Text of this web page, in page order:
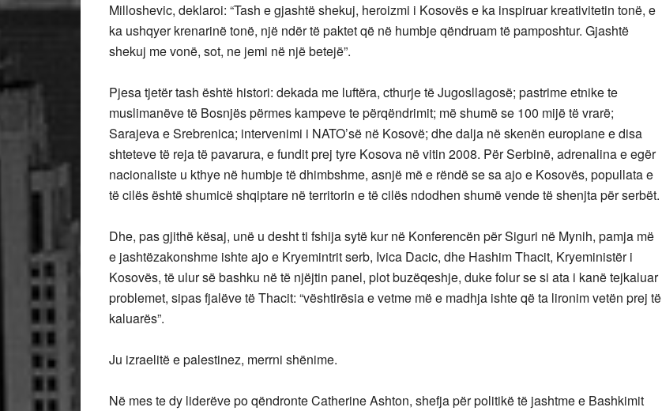
Milloshevic, deklaroi: “Tash e gjashtë shekuj, heroizmi i Kosovës e ka inspiruar kreativitetin tonë, e
ka ushqyer krenarinë tonë, një ndër të paktet që në humbje qëndruam të pamposhtur. Gjashtë
shekuj me vonë, sot, ne jemi në një betejë”.
Pjesa tjetër tash është histori: dekada me luftëra, cthurje të Jugosllagosë; pastrime etnike te
muslimanëve të Bosnjës përmes kampeve te përqëndrimit; më shumë se 100 mijë të vrarë;
Sarajeva e Srebrenica; intervenimi i NATO’së në Kosovë; dhe dalja në skenën europiane e disa
shteteve të reja të pavarura, e fundit prej tyre Kosova në vitin 2008. Për Serbinë, adrenalina e egër
nacionaliste u kthye në humbje të dhimbshme, asnjë më e rëndë se sa ajo e Kosovës, popullata e
të cilës është shumicë shqiptare në territorin e të cilës ndodhen shumë vende të shenjta për serbët.
Dhe, pas gjithë kësaj, unë u desht ti fshija sytë kur në Konferencën për Siguri në Mynih, pamja më
e jashtëzakonshme ishte ajo e Kryemintrit serb, Ivica Dacic, dhe Hashim Thacit, Kryeministër i
Kosovës, të ulur së bashku në të njëjtin panel, plot buzëqeshje, duke folur se si ata i kanë tejkaluar
problemet, sipas fjalëve të Thacit: “vështirësia e vetme më e madhja ishte që ta lironim vetën prej të
kaluarës”.
Ju izraelitë e palestinez, merrni shënime.
Në mes te dy liderëve po qëndronte Catherine Ashton, shefja për politikë të jashtme e Bashkimit